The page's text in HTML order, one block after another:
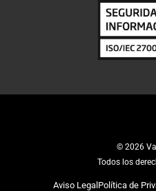
© 2026
Todos los
Aviso Legal Política de